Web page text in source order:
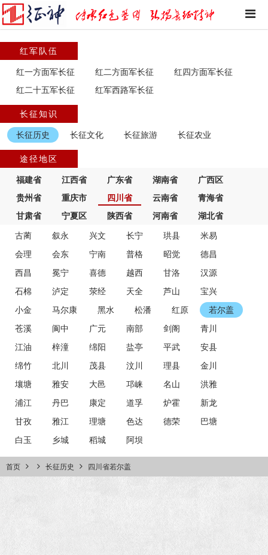
红军队伍
红一方面军长征 红二方面军长征
红四方面军长征
红二十五军长征
红军西路军长征
长征知识
长征历史 长征文化 长征旅游 长征农业
途径地区
福建省 江西省 广东省 湖南省
广西区
贵州省
重庆市 四川省 云南省
青海省
甘肃省
宁夏区 陕西省 河南省 湖北省
古蔺 叙永 兴文 长宁 珙县
米易
会理
会东 宁南 普格 昭觉
德昌
西昌
冕宁 喜德 越西 甘洛
汉源
石棉
泸定 荥经 天全 芦山
宝兴
小金
马尔康 黑水 松潘 红原
若尔盖
苍溪
阆中 广元 南部 剑阁
青川
江油
梓潼 绵阳 盐亭 平武
安县
绵竹
北川 茂县 汶川 理县
金川
壤塘
雅安 大邑 邛崃 名山
洪雅
浦江
丹巴 康定 道孚 炉霍
新龙
甘孜
雅江 理塘 色达 德荣
巴塘
白玉
乡城 稻城 阿坝
首页 长征历史 四川省若尔盖